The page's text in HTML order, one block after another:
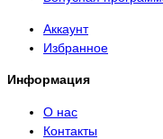
Аккаунт
Избранное
Информация
О нас
Контакты